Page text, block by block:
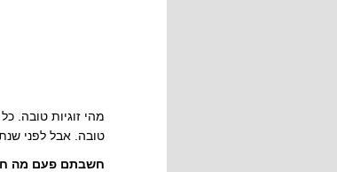
מהי זוגיות טובה.
טובה. אבל לפני
חשבתם פעם מה